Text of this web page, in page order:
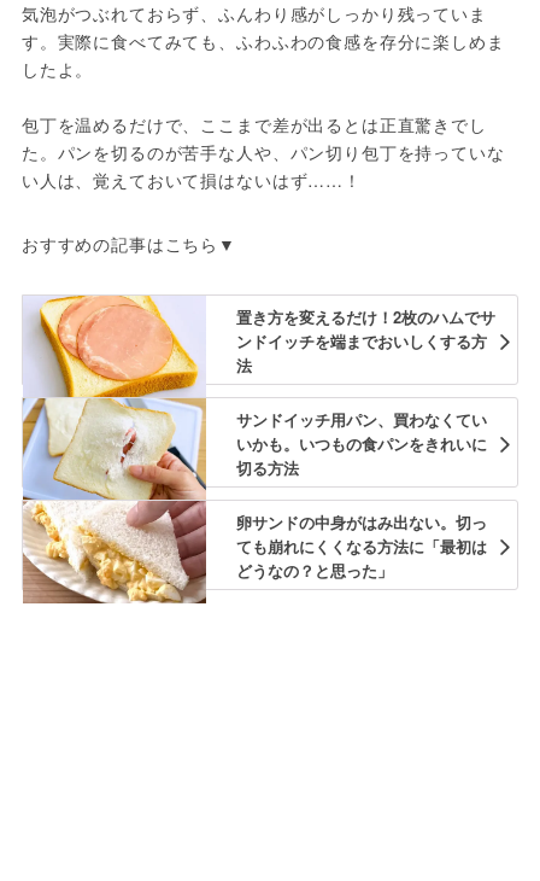
気泡がつぶれておらず、ふんわり感がしっかり残っていま
す。実際に食べてみても、ふわふわの食感を存分に楽しめま
したよ。
包丁を温めるだけで、ここまで差が出るとは正直驚きでし
た。パンを切るのが苦手な人や、パン切り包丁を持っていな
い人は、覚えておいて損はないはず……！
おすすめの記事はこちら▼
置き方を変えるだけ！2枚のハムでサ
ンドイッチを端までおいしくする方
法
サンドイッチ用パン、買わなくてい
いかも。いつもの食パンをきれいに
切る方法
卵サンドの中身がはみ出ない。切っ
ても崩れにくくなる方法に「最初は
どうなの？と思った」